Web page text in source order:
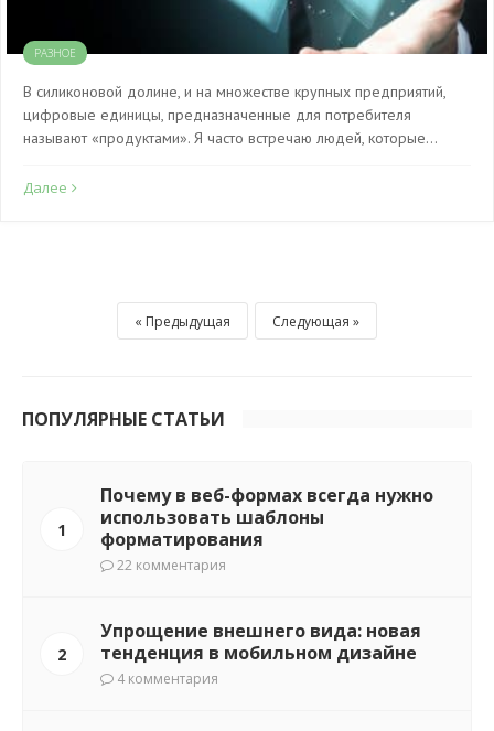
РАЗНОЕ
В силиконовой долине, и на множестве крупных предприятий,
цифровые единицы, предназначенные для потребителя
называют «продуктами». Я часто встречаю людей, которые…
Далее
Предыдущая Следующая
ПОПУЛЯРНЫЕ СТАТЬИ
1
Почему в веб-формах всегда нужно
использовать шаблоны
форматирования
22 комментария
2
Упрощение внешнего вида: новая
тенденция в мобильном дизайне
4 комментария